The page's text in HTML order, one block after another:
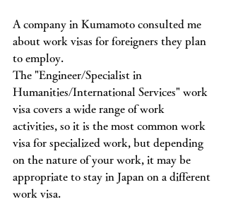
A company in Kumamoto consulted me
about work visas for foreigners they plan
to employ.
The "Engineer/Specialist in
Humanities/International Services" work
visa covers a wide range of work
activities, so it is the most common work
visa for specialized work, but depending
on the nature of your work, it may be
appropriate to stay in Japan on a different
work visa.